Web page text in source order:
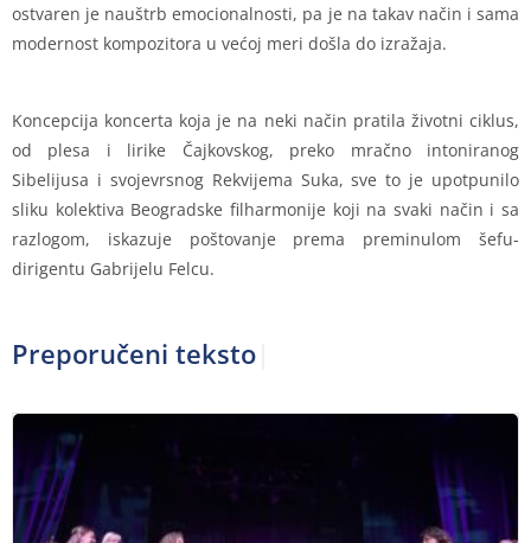
ostvaren je nauštrb emocionalnosti, pa je na takav način i sama
modernost kompozitora u većoj meri došla do izražaja.
Koncepcija koncerta koja je na neki način pratila životni ciklus,
od plesa i lirike Čajkovskog, preko mračno intoniranog
Sibelijusa i svojevrsnog Rekvijema Suka, sve to je upotpunilo
sliku kolektiva Beogradske filharmonije koji na svaki način i sa
razlogom, iskazuje poštovanje prema preminulom šefu-
dirigentu Gabrijelu Felcu.
Preporučeni tekstovi